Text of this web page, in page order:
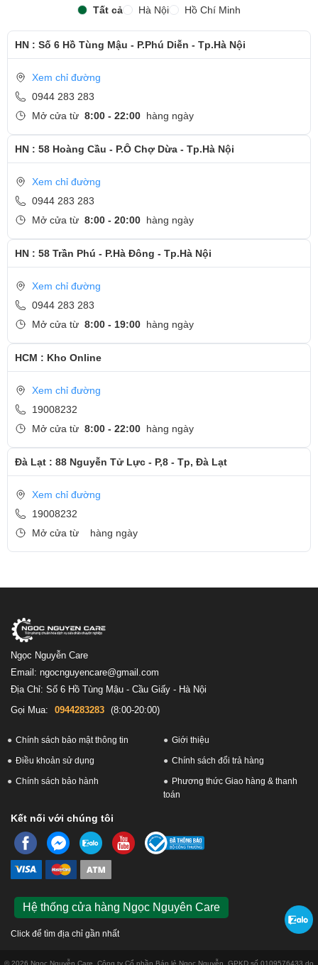
Tất cả Hà Nội Hồ Chí Minh
HN : Số 6 Hồ Tùng Mậu - P.Phú Diễn - Tp.Hà Nội
Xem chỉ đường
0944 283 283
Mở cửa từ 8:00 - 22:00 hàng ngày
HN : 58 Hoàng Cầu - P.Ô Chợ Dừa - Tp.Hà Nội
Xem chỉ đường
0944 283 283
Mở cửa từ 8:00 - 20:00 hàng ngày
HN : 58 Trần Phú - P.Hà Đông - Tp.Hà Nội
Xem chỉ đường
0944 283 283
Mở cửa từ 8:00 - 19:00 hàng ngày
HCM : Kho Online
Xem chỉ đường
19008232
Mở cửa từ 8:00 - 22:00 hàng ngày
Đà Lạt : 88 Nguyễn Tử Lực - P,8 - Tp, Đà Lạt
Xem chỉ đường
19008232
Mở cửa từ
hàng ngày
Ngọc Nguyễn Care
Email: ngocnguyencare@gmail.com
Địa Chỉ: Số 6 Hồ Tùng Mậu - Cầu Giấy - Hà Nội
Gọi Mua:
0944283283 (8:00-20:00)
Chính sách bảo mật thông tin Giới thiệu
Điều khoản sử dụng Chính sách đổi trả hàng
Chính sách bảo hành
Phương thức Giao hàng & thanh
toán
Kết nối với chúng tôi
Hệ thống cửa hàng Ngọc Nguyên Care
Click để tìm địa chỉ gần nhất